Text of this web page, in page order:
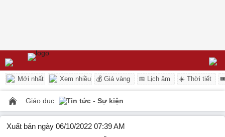
Mới nhất Xem nhiều 💰 Giá vàng 📅 Lịch âm ☀️ Thời tiết
Giáo dục Tin tức - Sự kiện
Xuất bản ngày 06/10/2022 07:39 AM